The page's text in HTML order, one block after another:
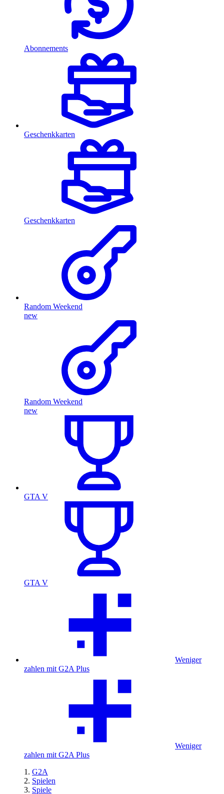
Abonnements
Geschenkkarten
Geschenkkarten
Random Weekend
new
Random Weekend
new
GTA V
GTA V
Weniger
zahlen mit G2A Plus
Weniger
zahlen mit G2A Plus
G2A
Spielen
Spiele